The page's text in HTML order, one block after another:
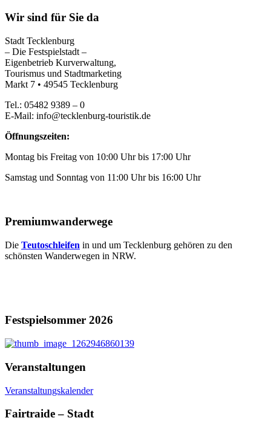
Wir sind für Sie da
Stadt Tecklenburg
– Die Festspielstadt –
Eigenbetrieb Kurverwaltung,
Tourismus und Stadtmarketing
Markt 7 • 49545 Tecklenburg
Tel.: 05482 9389 – 0
E-Mail: info@tecklenburg-touristik.de
Öffnungszeiten:
Montag bis Freitag von 10:00 Uhr bis 17:00 Uhr
Samstag und Sonntag von 11:00 Uhr bis 16:00 Uhr
Premiumwanderwege
Die Teutoschleifen in und um Tecklenburg gehören zu den
schönsten Wanderwegen in NRW.
Festspielsommer 2026
Veranstaltungen
Veranstaltungskalender
Fairtraide – Stadt